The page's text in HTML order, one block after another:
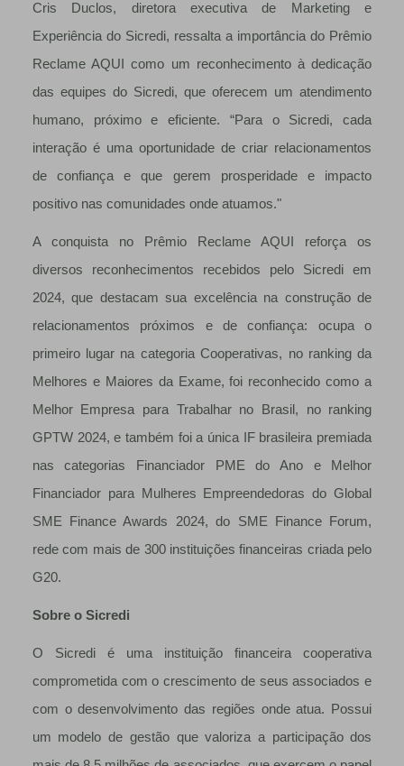
Cris Duclos, diretora executiva de Marketing e
Experiência do Sicredi, ressalta a importância do Prêmio
Reclame AQUI como um reconhecimento à dedicação
das equipes do Sicredi, que oferecem um atendimento
humano, próximo e eficiente. “Para o Sicredi, cada
interação é uma oportunidade de criar relacionamentos
de confiança e que gerem prosperidade e impacto
positivo nas comunidades onde atuamos."
A conquista no Prêmio Reclame AQUI reforça os
diversos reconhecimentos recebidos pelo Sicredi em
2024, que destacam sua excelência na construção de
relacionamentos próximos e de confiança: ocupa o
primeiro lugar na categoria Cooperativas, no ranking da
Melhores e Maiores da Exame, foi reconhecido como a
Melhor Empresa para Trabalhar no Brasil, no ranking
GPTW 2024, e também foi a única IF brasileira premiada
nas categorias Financiador PME do Ano e Melhor
Financiador para Mulheres Empreendedoras do Global
SME Finance Awards 2024, do SME Finance Forum,
rede com mais de 300 instituições financeiras criada pelo
G20.
Sobre o Sicredi
O Sicredi é uma instituição financeira cooperativa
comprometida com o crescimento de seus associados e
com o desenvolvimento das regiões onde atua. Possui
um modelo de gestão que valoriza a participação dos